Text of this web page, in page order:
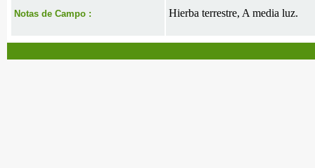
Notas de Campo : Hierba terrestre, A media luz.